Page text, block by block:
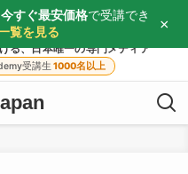
る、日本唯一の専門メディア
受講生 1000名以上
今すぐ最安価格で受講でき
覧を見る ×